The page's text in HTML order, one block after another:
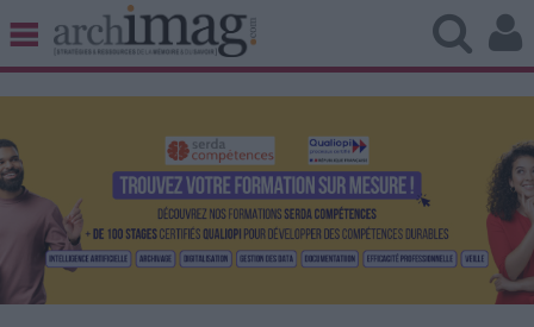
BIBLIOTHÈQUE ÉDITION
UNIVERS DATA
TRAVAIL COLLABORATIF
VIE NUMÉRIQUE
NUMÉRIQUE RESPONSABLE